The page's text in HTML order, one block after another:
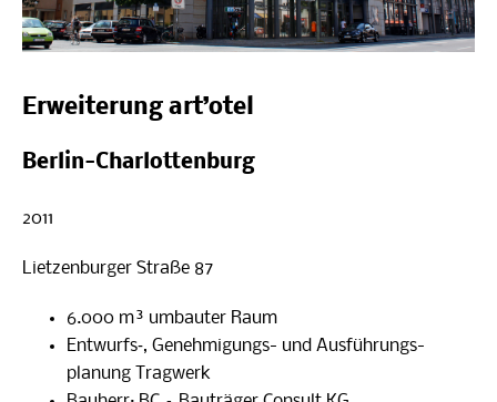
Erweiterung art’otel
Berlin-Charlottenburg
2011
Liet­zen­bur­ger Straße 87
6.000 m³ umbau­ter Raum
Entwurfs‑, Geneh­­mi­­gungs- und Aus­führungs­
planung Tragwerk